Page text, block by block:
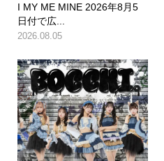
I MY ME MINE 2026年8月5
日付で広...
2026.08.05